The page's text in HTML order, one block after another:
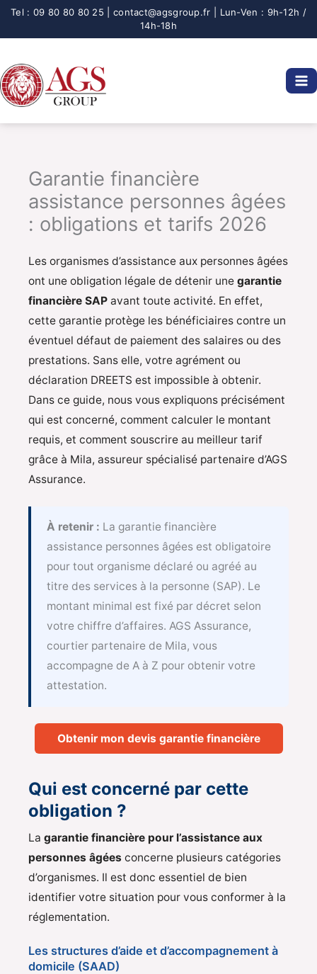
Aller
Garantie financière
assistance personnes âgées
: obligations et tarifs 2026
Les organismes d’assistance aux personnes âgées
ont une obligation légale de détenir une garantie
financière SAP avant toute activité. En effet,
cette garantie protège les bénéficiaires contre un
éventuel défaut de paiement des salaires ou des
prestations. Sans elle, votre agrément ou
déclaration DREETS est impossible à obtenir.
Dans ce guide, nous vous expliquons précisément
qui est concerné, comment calculer le montant
requis, et comment souscrire au meilleur tarif
grâce à Mila, assureur spécialisé partenaire d’AGS
Assurance.
À retenir : La garantie financière
assistance personnes âgées est obligatoire
pour tout organisme déclaré ou agréé au
titre des services à la personne (SAP). Le
montant minimal est fixé par décret selon
votre chiffre d’affaires. AGS Assurance,
courtier partenaire de Mila, vous
accompagne de A à Z pour obtenir votre
attestation.
Obtenir mon devis garantie financière
Qui est concerné par cette
obligation ?
La garantie financière pour l’assistance aux
personnes âgées concerne plusieurs catégories
d’organismes. Il est donc essentiel de bien
identifier votre situation pour vous conformer à la
réglementation.
Les structures d’aide et d’accompagnement à
domicile (SAAD)